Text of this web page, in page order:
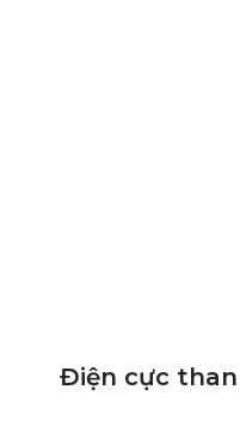
Điện cực than